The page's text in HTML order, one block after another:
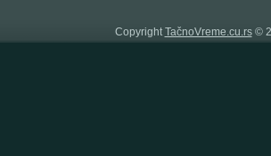
CopyrightTačnoVreme.cu.rs©